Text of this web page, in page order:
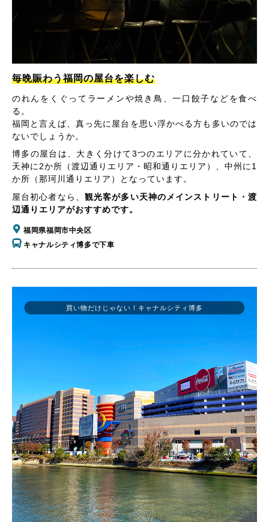
毎晩賑わう福岡の屋台を楽しむ
のれんをくぐってラーメンや焼き鳥、一口餃子などを食べ
る。
福岡と言えば、真っ先に屋台を思い浮かべる方も多いのでは
ないでしょうか。
博多の屋台は、大きく分けて3つのエリアに分かれていて、
天神に2か所（渡辺通りエリア・昭和通りエリア）、中州に1
か所（那珂川通りエリア）となっています。
屋台初心者なら、 観光客が多い天神のメインストリート・渡
辺通りエリアがおすすめです。
福岡県福岡市中央区
キャナルシティ博多で下車
買い物だけじゃない！キャナルシティ博多